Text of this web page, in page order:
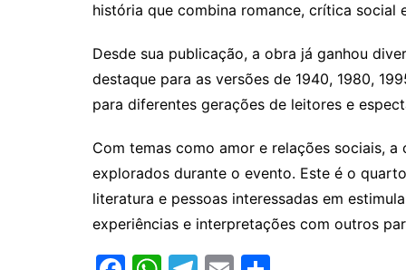
história que combina romance, crítica social
Desde sua publicação, a obra já ganhou
destaque para as versões de 1940, 1980,
para diferentes gerações de leitores e
Com temas como amor e relações sociais,
explorados durante o evento. Este é o
literatura e pessoas interessadas em
experiências e interpretações com outros